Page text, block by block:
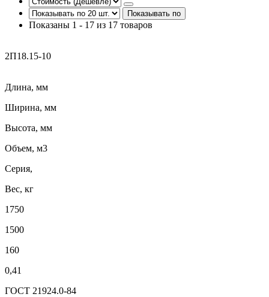
Показывать по
Показаны 1 - 17 из 17 товаров
2П18.15-10
Длина, мм
Ширина, мм
Высота, мм
Объем, м3
Серия,
Вес, кг
1750
1500
160
0,41
ГОСТ 21924.0-84